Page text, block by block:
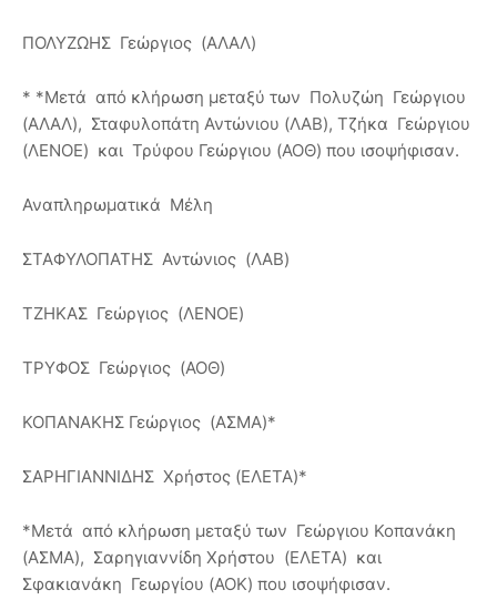
ΠΟΛΥΖΩΗΣ Γεώργιος (ΑΛΑΛ)
* *Μετά από κλήρωση μεταξύ των Πολυζώη Γεώργιου
(ΑΛΑΛ), Σταφυλοπάτη Αντώνιου (ΛΑΒ), Τζήκα Γεώργιου
(ΛΕΝΟΕ) και Τρύφου Γεώργιου (ΑΟΘ) που ισοψήφισαν.
Αναπληρωματικά Μέλη
ΣΤΑΦΥΛΟΠΑΤΗΣ Αντώνιος (ΛΑΒ)
ΤΖΗΚΑΣ Γεώργιος (ΛΕΝΟΕ)
ΤΡΥΦΟΣ Γεώργιος (ΑΟΘ)
ΚΟΠΑΝΑΚΗΣ Γεώργιος (ΑΣΜΑ)*
ΣΑΡΗΓΙΑΝΝΙΔΗΣ Χρήστος (ΕΛΕΤΑ)*
*Μετά από κλήρωση μεταξύ των Γεώργιου Κοπανάκη
(ΑΣΜΑ), Σαρηγιαννίδη Χρήστου (ΕΛΕΤΑ) και
Σφακιανάκη Γεωργίου (ΑΟΚ) που ισοψήφισαν.